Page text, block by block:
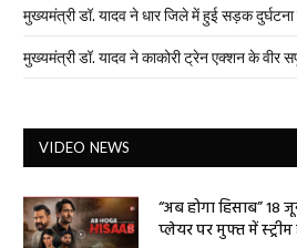
मुख्यमंत्री डॉ. यादव ने धार जिले में हुई सड़क
मुख्यमंत्री डॉ. यादव ने काकोरी ट्रेन एक्शन के वीर
VIDEO NEWS
“अब होगा हिसाब”
प्लेयर पर मुफ्त में स्ट्रीम